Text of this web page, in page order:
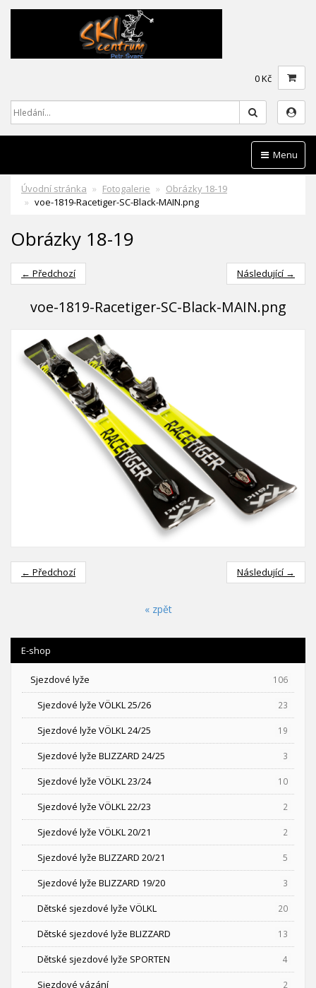
0 Kč
Menu
Úvodní stránka Fotogalerie
Obrázky 18-19
voe-1819-Racetiger-SC-Black-MAIN.png
Obrázky 18-19
← Předchozí Následující →
voe-1819-Racetiger-SC-Black-MAIN.png
← Předchozí Následující →
« zpět
E-shop
Sjezdové lyže 106
Sjezdové lyže VÖLKL 25/26 23
Sjezdové lyže VÖLKL 24/25 19
Sjezdové lyže BLIZZARD 24/25 3
Sjezdové lyže VÖLKL 23/24 10
Sjezdové lyže VÖLKL 22/23 2
Sjezdové lyže VÖLKL 20/21 2
Sjezdové lyže BLIZZARD 20/21 5
Sjezdové lyže BLIZZARD 19/20 3
Dětské sjezdové lyže VÖLKL 20
Dětské sjezdové lyže BLIZZARD 13
Dětské sjezdové lyže SPORTEN 4
Sjezdové vázání 2